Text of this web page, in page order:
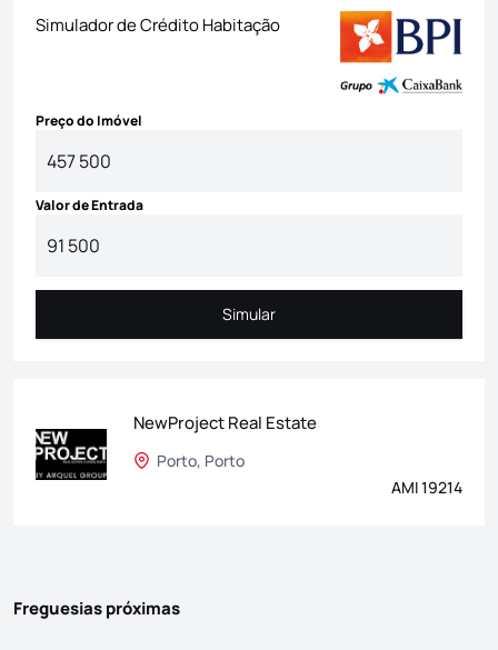
Simulador de Crédito Habitação
Preço do Imóvel
Valor de Entrada
Simular
Simular
NewProject Real Estate
Porto, Porto
AMI 19214
Freguesias próximas